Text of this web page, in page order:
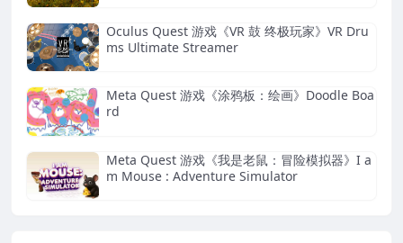
Oculus Quest 游戏《VR 鼓 终极玩家》VR Dru
ms Ultimate Streamer
Meta Quest 游戏《涂鸦板：绘画》Doodle Boa
rd
Meta Quest 游戏《我是老鼠：冒险模拟器》I a
m Mouse : Adventure Simulator